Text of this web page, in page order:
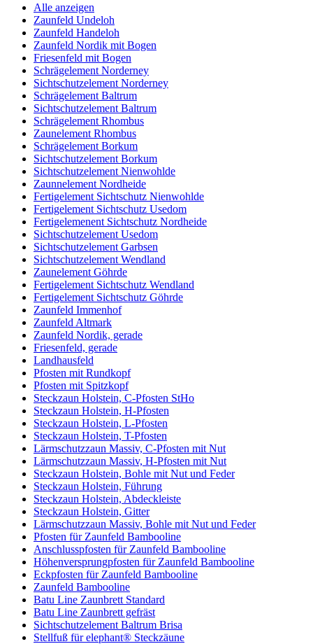
Alle anzeigen
Zaunfeld Undeloh
Zaunfeld Handeloh
Zaunfeld Nordik mit Bogen
Friesenfeld mit Bogen
Schrägelement Norderney
Sichtschutzelement Norderney
Schrägelement Baltrum
Sichtschutzelement Baltrum
Schrägelement Rhombus
Zaunelement Rhombus
Schrägelement Borkum
Sichtschutzelement Borkum
Sichtschutzelement Nienwohlde
Zaunnelement Nordheide
Fertigelement Sichtschutz Nienwohlde
Fertigelement Sichtschutz Usedom
Fertigelemenent Sichtschutz Nordheide
Sichtschutzelement Usedom
Sichtschutzelement Garbsen
Sichtschutzelement Wendland
Zaunelement Göhrde
Fertigelement Sichtschutz Wendland
Fertigelement Sichtschutz Göhrde
Zaunfeld Immenhof
Zaunfeld Altmark
Zaunfeld Nordik, gerade
Friesenfeld, gerade
Landhausfeld
Pfosten mit Rundkopf
Pfosten mit Spitzkopf
Steckzaun Holstein, C-Pfosten StHo
Steckzaun Holstein, H-Pfosten
Steckzaun Holstein, L-Pfosten
Steckzaun Holstein, T-Pfosten
Lärmschutzzaun Massiv, C-Pfosten mit Nut
Lärmschutzzaun Massiv, H-Pfosten mit Nut
Steckzaun Holstein, Bohle mit Nut und Feder
Steckzaun Holstein, Führung
Steckzaun Holstein, Abdeckleiste
Steckzaun Holstein, Gitter
Lärmschutzzaun Massiv, Bohle mit Nut und Feder
Pfosten für Zaunfeld Bambooline
Anschlusspfosten für Zaunfeld Bambooline
Höhenversprungpfosten für Zaunfeld Bambooline
Eckpfosten für Zaunfeld Bambooline
Zaunfeld Bambooline
Batu Line Zaunbrett Standard
Batu Line Zaunbrett gefräst
Sichtschutzelement Baltrum Brisa
Stellfuß für elephant® Steckzäune